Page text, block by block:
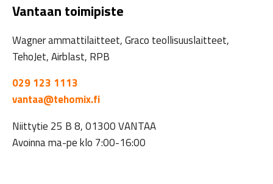
Vantaan toimipiste
Wagner ammattilaitteet, Graco teollisuuslaitteet,
TehoJet, Airblast, RPB
029 123 1113
vantaa@tehomix.fi
Niittytie 25 B 8, 01300 VANTAA
Avoinna ma-pe klo 7:00-16:00